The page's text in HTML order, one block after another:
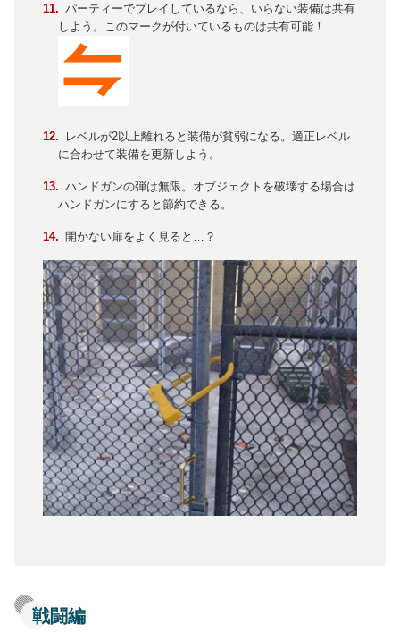
パーティーでプレイしているなら、いらない装備は共有
しよう。このマークが付いているものは共有可能！
レベルが2以上離れると装備が貧弱になる。適正レベル
に合わせて装備を更新しよう。
ハンドガンの弾は無限。オブジェクトを破壊する場合は
ハンドガンにすると節約できる。
開かない扉をよく見ると…？
戦闘編